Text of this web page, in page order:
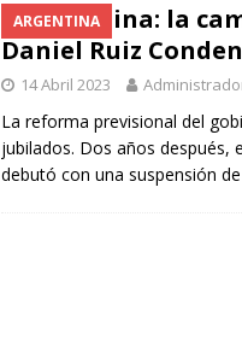
[ 3
gran paso
ARGENTINA
Argentina: la
Daniel Ruiz
14 Abril 2023
La reforma previsional del
jubilados. Dos años después,
debutó con una suspensión de